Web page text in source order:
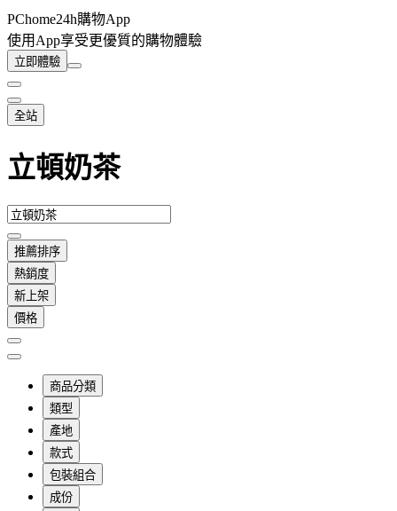
PChome24h購物App
使用App享受更優質的購物體驗
立即體驗
全站
立頓奶茶
推薦排序
熱銷度
新上架
價格
商品分類
類型
產地
款式
包裝組合
成份